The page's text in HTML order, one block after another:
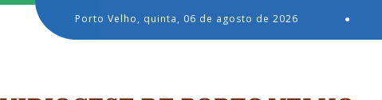
Porto Velho, quinta, 06 de agosto de 2026 ●